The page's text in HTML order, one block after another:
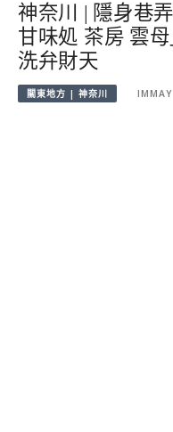
神奈川 | 隱身巷
甘味処 茶房 雲
洗弁財天
關東地方 | 神奈川 IMMAY